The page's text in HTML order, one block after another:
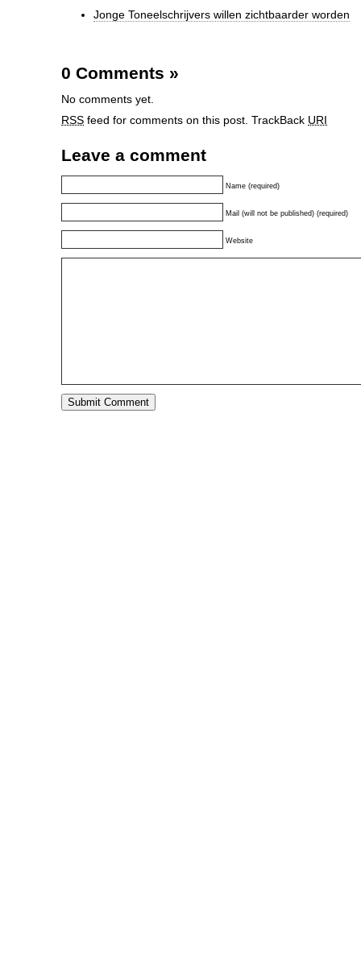
Jonge Toneelschrijvers willen zichtbaarder worden
0 Comments »
No comments yet.
RSS feed for comments on this post. TrackBack URI
Leave a comment
Name (required)
Mail (will not be published) (required)
Website